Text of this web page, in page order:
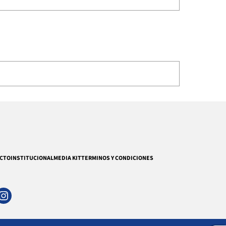
INSTITUCIONALMEDIA KITTERMINOS Y CONDICIONES